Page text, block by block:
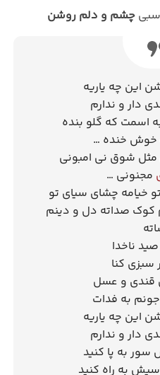
چشم و دلم روشن
این چه یاریه
دار و ندارم
اسمت که گلو بنده
خوش خنده …
شوق نی امبونی
مجنونی …
خیامه چشای سیای تو
کوک صداته دل و دینم
ناخدا
سبزی کنا
قندی و عسل
به فدات
این چه یاریه
دار و ندارم
سور به پا کنید
به راه کنید